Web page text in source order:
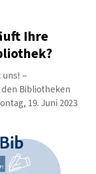
Ihre
–
Bibliotheken
19. Juni 2023